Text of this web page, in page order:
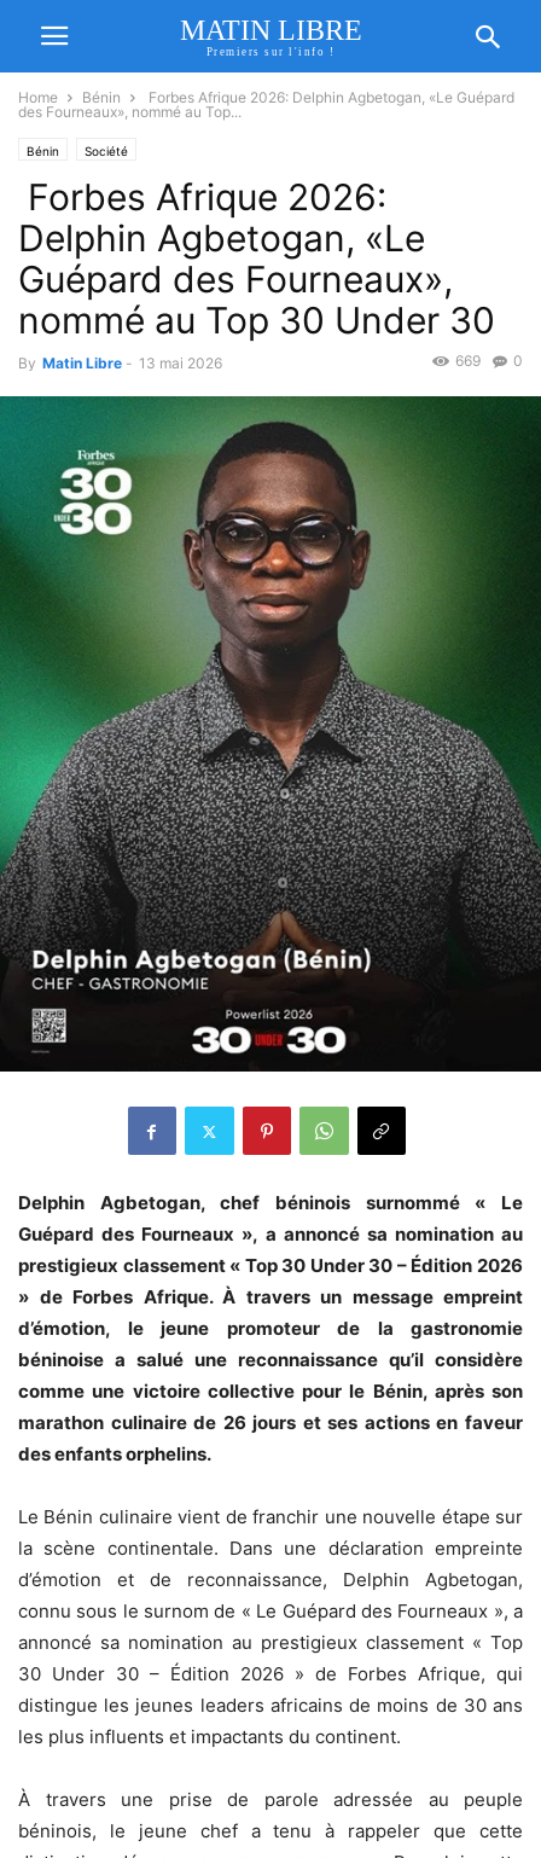
MATIN LIBRE
Premiers sur l'info !
Home Bénin
Forbes Afrique 2026: Delphin Agbetogan, «Le Guépard
des Fourneaux», nommé au Top...
Bénin Société
Forbes Afrique 2026:
Delphin Agbetogan, «Le
Guépard des Fourneaux»,
nommé au Top 30 Under 30
By Matin Libre - 13 mai 2026 0
669
Delphin Agbetogan, chef béninois surnommé « Le
Guépard des Fourneaux », a annoncé sa nomination au
prestigieux classement « Top 30 Under 30 – Édition 2026
» de Forbes Afrique. À travers un message empreint
d’émotion, le jeune promoteur de la gastronomie
béninoise a salué une reconnaissance qu’il considère
comme une victoire collective pour le Bénin, après son
marathon culinaire de 26 jours et ses actions en faveur
des enfants orphelins.
Le Bénin culinaire vient de franchir une nouvelle étape sur
la scène continentale. Dans une déclaration empreinte
d’émotion et de reconnaissance, Delphin Agbetogan,
connu sous le surnom de « Le Guépard des Fourneaux », a
annoncé sa nomination au prestigieux classement « Top
30 Under 30 – Édition 2026 » de Forbes Afrique, qui
distingue les jeunes leaders africains de moins de 30 ans
les plus influents et impactants du continent.
À travers une prise de parole adressée au peuple
béninois, le jeune chef a tenu à rappeler que cette